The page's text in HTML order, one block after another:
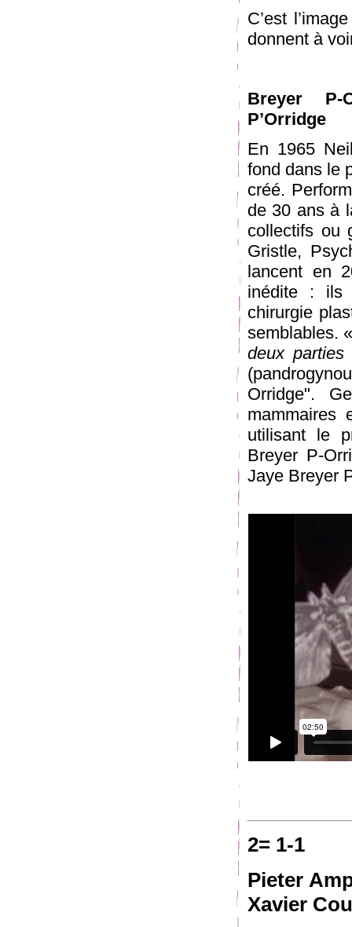
C’est
donnent à
Breyer P-
P’Orridge
En 1965
fond dans le
créé.
de 30 ans à
collectifs ou
Gristle,
lancent en
inédite : ils
chirurgie
semblables.
deux parties
Orridge".
mammaires
utilisant le
Breyer P-
Jaye Breyer
2= 1-1
Pieter
Xavier